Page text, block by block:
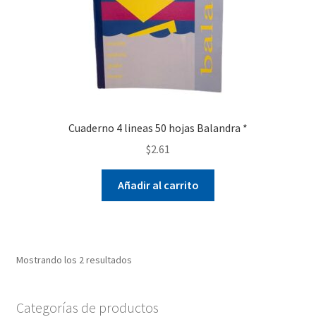
Cuaderno 4 lineas 50 hojas Balandra *
$2.61
Añadir al carrito
Mostrando los 2 resultados
Categorías de productos